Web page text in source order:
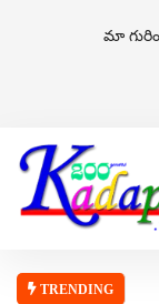
మా
TRENDING